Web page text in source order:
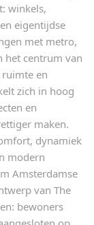
winkels,
eigentijdse
met metro,
het centrum van
en
zich in hoog
en
maken.
dynamiek
modern
Amsterdamse
van The
bewoners